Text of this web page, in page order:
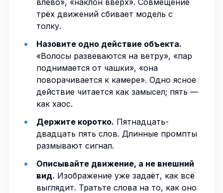
влево», «наклон вверх». Совмещение
трёх движений сбивает модель с
толку.
Назовите одно действие объекта.
«Волосы развеваются на ветру», «пар
поднимается от чашки», «она
поворачивается к камере». Одно ясное
действие читается как замысел; пять —
как хаос.
Держите коротко. Пятнадцать-
двадцать пять слов. Длинные промпты
размывают сигнал.
Описывайте движение, а не внешний
вид. Изображение уже задаёт, как всё
выглядит. Тратьте слова на то, как оно